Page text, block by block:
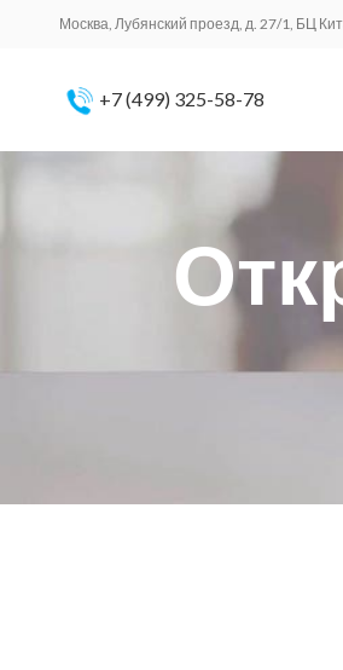
Москва, Лубянский проезд, д. 27/1, БЦ
+7 (499) 325-58-78